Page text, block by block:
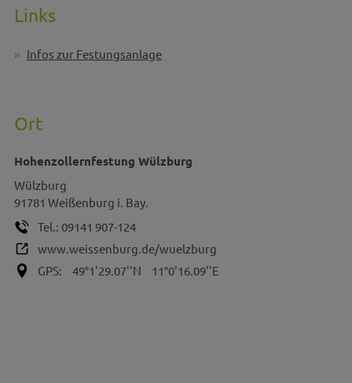
Links
Infos zur Festungsanlage
Ort
Hohenzollernfestung Wülzburg
Wülzburg
91781 Weißenburg i. Bay.
Tel.: 09141 907-124
www.weissenburg.de/wuelzburg
GPS:
49°1'29.07''N 11°0'16.09''E